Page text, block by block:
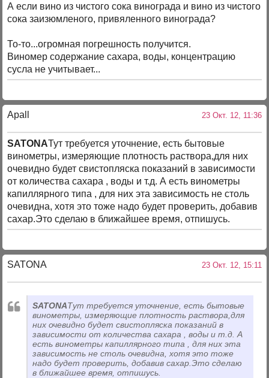
А если вино из чистого сока винограда и вино из чистого
сока заизюмленого, привяленного винограда?
То-то...огромная погрешность получится.
Виномер содержание сахара, воды, концентрацию
сусла не учитывает...
Apall 23 Окт. 12, 11:36
SATONAТут требуется уточнение, есть бытовые
винометры, измеряющие плотность раствора,для них
очевидно будет свистопляска показаний в зависимости
от количества сахара , воды и т.д. А есть винометры
капиллярного типа , для них эта зависимость не столь
очевидна, хотя это тоже надо будет проверить, добавив
сахар.Это сделаю в ближайшее время, отпишусь.
SATONA 23 Окт. 12, 15:11
SATONAТут требуется уточнение, есть бытовые
винометры, измеряющие плотность раствора,для
них очевидно будет свистопляска показаний в
зависимости от количества сахара , воды и т.д. А
есть винометры капиллярного типа , для них эта
зависимость не столь очевидна, хотя это тоже
надо будет проверить, добавив сахар.Это сделаю
в ближайшее время, отпишусь.